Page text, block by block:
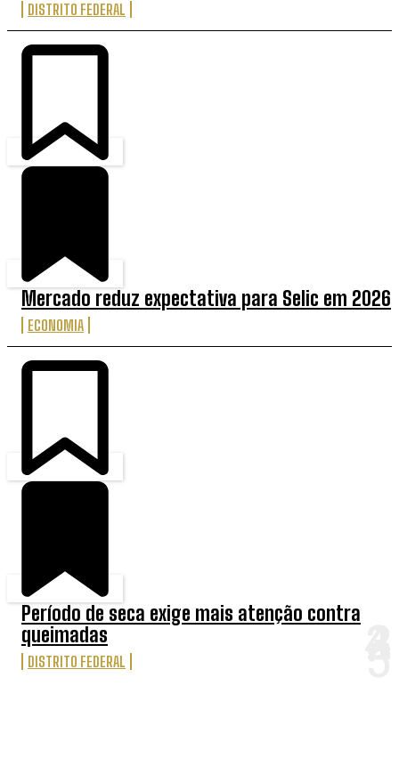
DISTRITO FEDERAL
Mercado reduz expectativa para Selic em 2026
ECONOMIA
Período de seca exige mais atenção contra
queimadas
DISTRITO FEDERAL